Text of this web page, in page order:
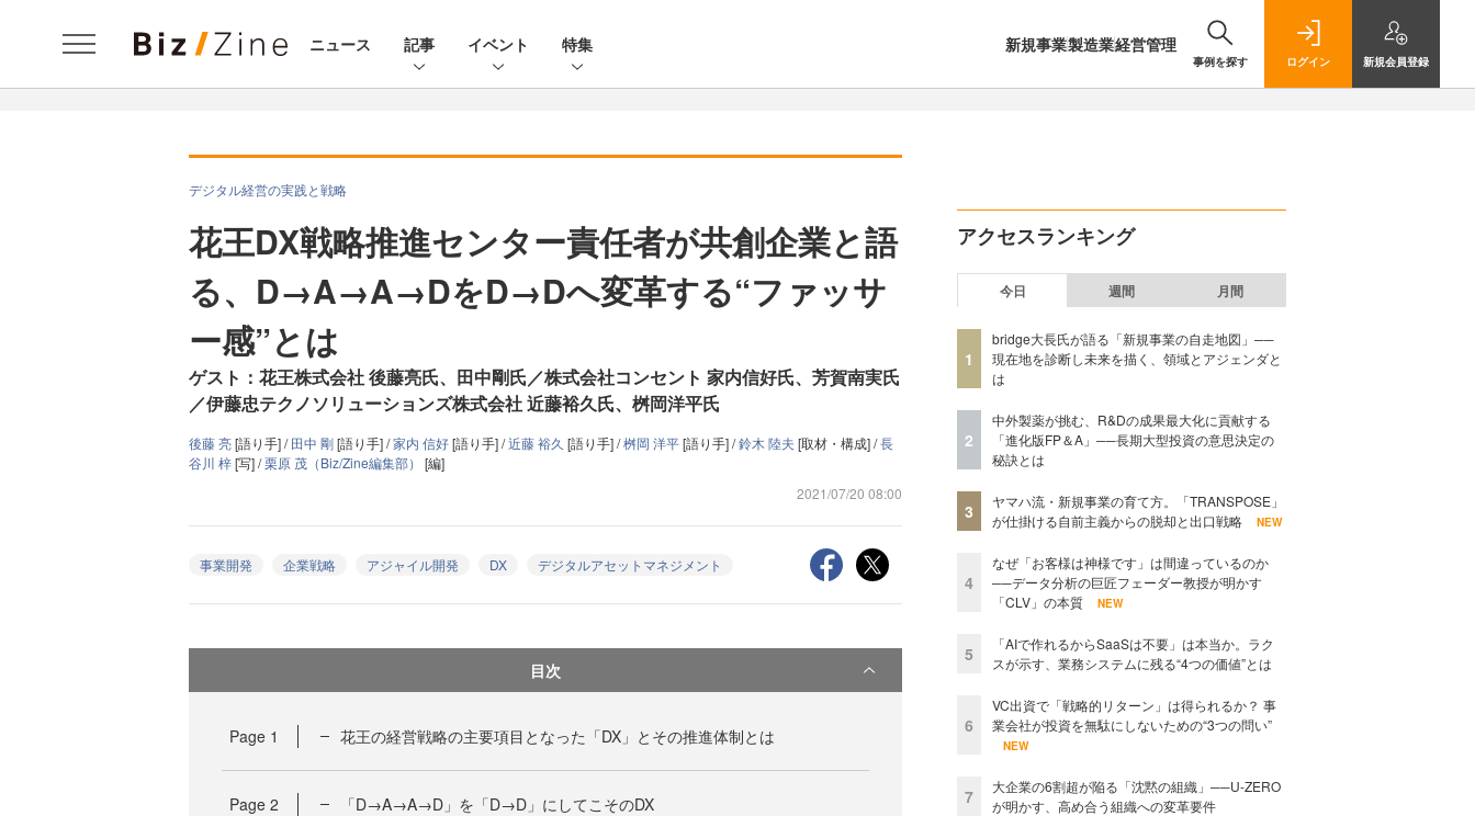
ニュース 記事 イベント 特集 新規事業製造業経営管理
事例を探す ログイン 新規会員登録
デジタル経営の実践と戦略
花王DX戦略推進センター責任者が共創企業と語
る、D→A→A→DをD→Dへ変革する“ファッサ
ー感”とは
ゲスト：花王株式会社 後藤亮氏、田中剛氏／株式会社コンセント 家内信好氏、芳賀南実氏
／伊藤忠テクノソリューションズ株式会社 近藤裕久氏、桝岡洋平氏
後藤 亮[語り手] /田中 剛[語り手] /家内 信好[語り手] /近藤 裕久 [語り手] /桝岡 洋平[語り手] /鈴木 陸夫 [取材・構成] /長
谷川 梓[写] /栗原 茂（Biz/Zine編集部） [編]
2021/07/20 08:00
事業開発 企業戦略 アジャイル開発 DX デジタルアセットマネジメント
目次
Page 1 花王の経営戦略の主要項目となった「DX」とその推進体制とは
Page 2 「D→A→A→D」を「D→D」にしてこそのDX
アクセスランキング
今日 週間 月間
1
bridge大長氏が語る「新規事業の自走地図」──
現在地を診断し未来を描く、領域とアジェンダと
は
2
中外製薬が挑む、R&Dの成果最大化に貢献する
「進化版FP＆A」──長期大型投資の意思決定の
秘訣とは
3
ヤマハ流・新規事業の育て方。「TRANSPOSE」
が仕掛ける自前主義からの脱却と出口戦略
NEW
4
なぜ「お客様は神様です」は間違っているのか
──データ分析の巨匠フェーダー教授が明かす
「CLV」の本質
NEW
5
「AIで作れるからSaaSは不要」は本当か。ラク
スが示す、業務システムに残る“4つの価値”とは
6
VC出資で「戦略的リターン」は得られるか？ 事
業会社が投資を無駄にしないための“3つの問い”
NEW
7
大企業の6割超が陥る「沈黙の組織」──U-ZERO
が明かす、高め合う組織への変革要件